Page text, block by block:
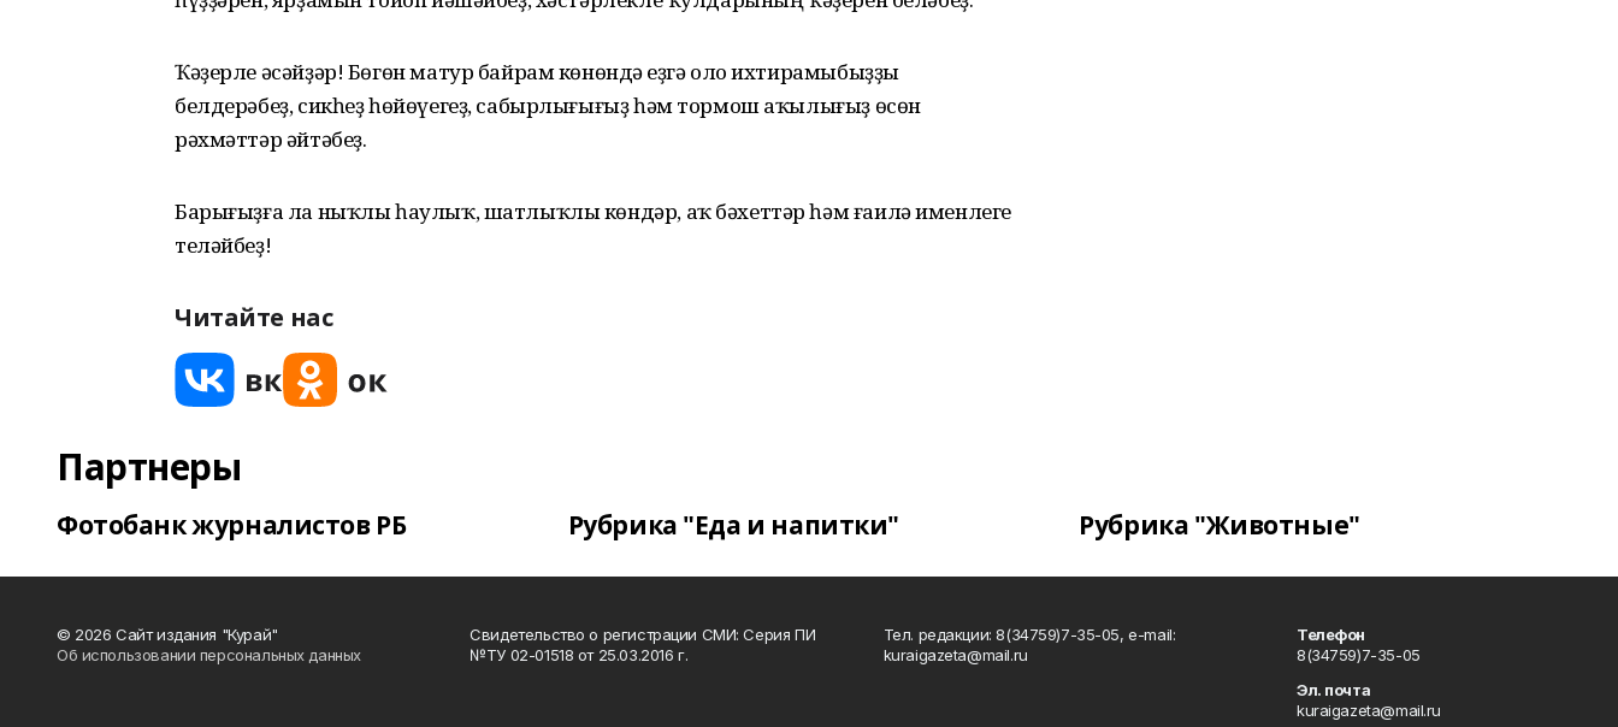
Ҡәҙерле әсәйҙәр! Бөгөн матур байрам көнөндә Һеҙгә оло ихтирамыбыҙҙы
белдерәбеҙ, сикһеҙ һөйөүегеҙ, сабырлығығыҙ һәм тормош аҡылығыҙ өсөн
рәхмәттәр әйтәбеҙ.
Барығыҙға ла ныҡлы һаулыҡ, шатлыҡлы көндәр, аҡ бәхеттәр һәм ғаилә именлеге
теләйбеҙ!
Читайте нас
Партнеры
Фотобанк журналистов РБ Рубрика "Еда и напитки" Рубрика "Животные"
© 2026 Сайт издания "Курай"
Об использовании персональных данных
Свидетельство о регистрации СМИ: Серия ПИ
№ТУ 02-01518 от 25.03.2016 г.
Тел. редакции: 8(34759)7-35-05, e-mail:
kuraigazeta@mail.ru
Телефон
8(34759)7-35-05
Эл. почта
kuraigazeta@mail.ru